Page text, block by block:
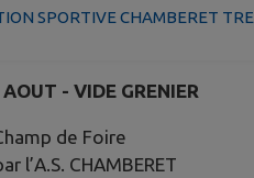
SPORTIVE CHAMBERET
- VIDE GRENIER
de Foire
l’A.S. CHAMBERET